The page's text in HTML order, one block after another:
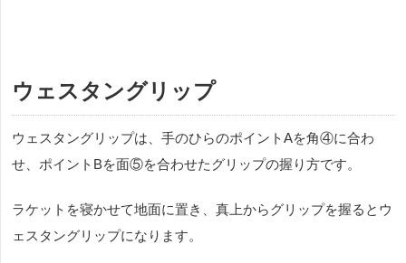
ウェスタングリップ
ウェスタングリップは、手のひらのポイントAを角④に合わ
せ、ポイント Bを面⑤を合わせたグリップの握り方です。
ラケットを寝かせて地面に置き、真上からグリップを握るとウ
ェスタングリップになります。